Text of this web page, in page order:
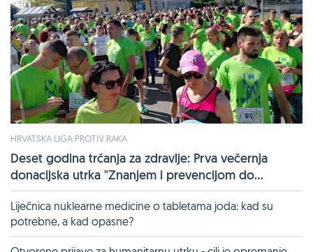
HRVATSKA LIGA PROTIV RAKA
Deset godina trčanja za zdravlje: Prva večernja
donacijska utrka "Znanjem i prevencijom do...
Liječnica nuklearne medicine o tabletama joda: kad su
potrebne, a kad opasne?